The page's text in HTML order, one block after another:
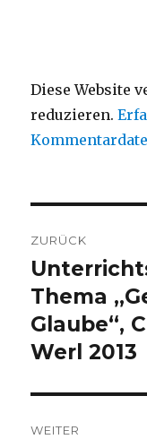
Diese Website
reduzieren.
ZURÜCK
Vorheriger
Beitrag:
Thema
Glaube“,
Werl 2013
WEITER